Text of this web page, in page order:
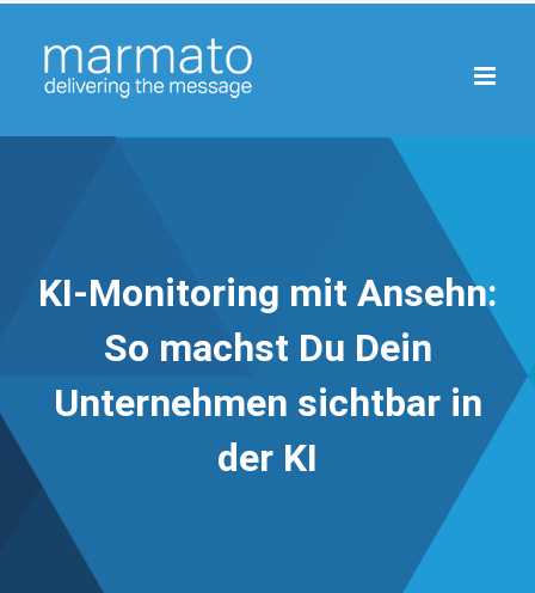
Inhalt
springen
KI-Monitoring mit Ansehn:
So machst Du Dein
Unternehmen sichtbar in
der KI